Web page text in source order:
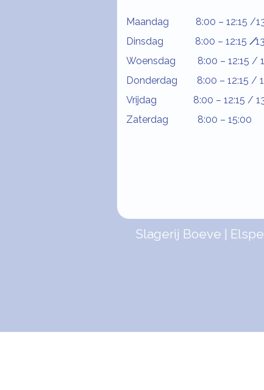
Maandag 8:00 – 12:15 /
Dinsdag 8:00 – 12:15 /
Woensdag 8:00 – 12:15 /
Donderdag 8:00 – 12:15 /
Vrijdag 8:00 – 12:15 /
Zaterdag 8:00 – 15:00
Slagerij Boeve